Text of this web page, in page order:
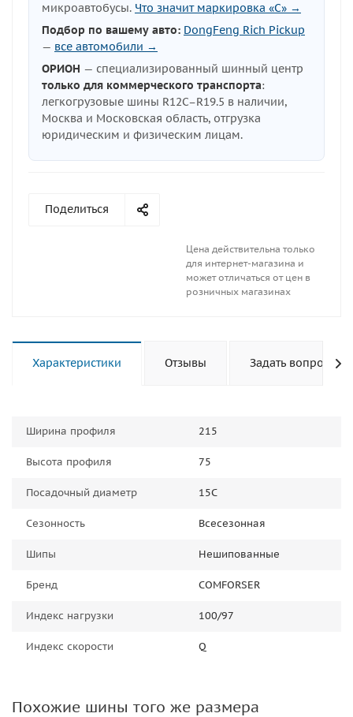
микроавтобусы. Что значит маркировка «C» →
Подбор по вашему авто: DongFeng Rich Pickup
— все автомобили →
ОРИОН — специализированный шинный центр
только для коммерческого транспорта:
легкогрузовые шины R12C–R19.5 в наличии,
Москва и Московская область, отгрузка
юридическим и физическим лицам.
Поделиться
Цена действительна только
для интернет-магазина и
может отличаться от цен в
розничных магазинах
Характеристики Отзывы Задать вопрос
Ширина профиля 215
Высота профиля 75
Посадочный диаметр 15C
Сезонность Всесезонная
Шипы Нешипованные
Бренд COMFORSER
Индекс нагрузки 100/97
Индекс скорости Q
Похожие шины того же размера